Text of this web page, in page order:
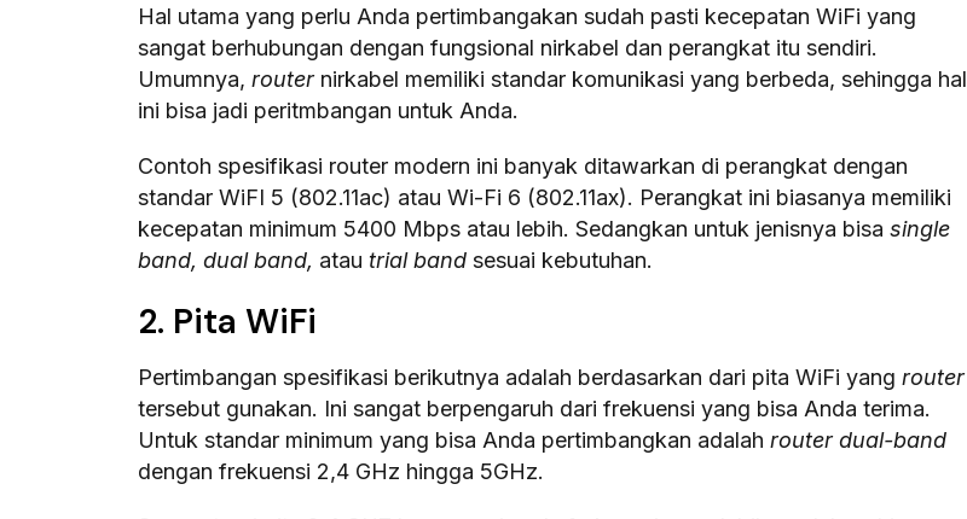
Hal utama yang perlu Anda pertimbangakan sudah pasti kecepatan WiFi yang
sangat berhubungan dengan fungsional nirkabel dan perangkat itu sendiri.
Umumnya, routernirkabel memiliki standar komunikasi yang berbeda, sehingga hal
ini bisa jadi peritmbangan untuk Anda.
Contoh spesifikasi router modern ini banyak ditawarkan di perangkat dengan
standar WiFI 5 (802.11ac) atau Wi-Fi 6 (802.11ax). Perangkat ini biasanya memiliki
kecepatan minimum 5400 Mbps atau lebih. Sedangkan untuk jenisnya bisa single
band, dual band, atau trial band sesuai kebutuhan.
2. Pita WiFi
Pertimbangan spesifikasi berikutnya adalah berdasarkan dari pita WiFi yang router
tersebut gunakan. Ini sangat berpengaruh dari frekuensi yang bisa Anda terima.
Untuk standar minimum yang bisa Anda pertimbangkan adalah router dual-band
dengan frekuensi 2,4 GHz hingga 5GHz.